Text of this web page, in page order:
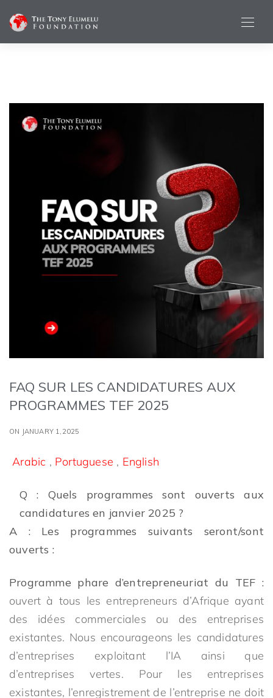
FAQ SUR LES CANDIDATURES AUX
PROGRAMMES TEF 2025
ON JANUARY 1,2025
Arabic , Portuguese , English
Q : Quels programmes sont ouverts aux
candidatures en janvier 2025 ?
A : Les programmes suivants seront/sont
ouverts :
Programme phare d’entrepreneuriat du TEF :
ouvert à tous les entrepreneurs d’Afrique ayant
des idées commerciales ou des entreprises
existantes. Nous encourageons les candidatures
d’entreprises exploitant l’IA ainsi que
d’entreprises vertes. Pour les entreprises
existantes, l’enregistrement de l’entreprise ne doit